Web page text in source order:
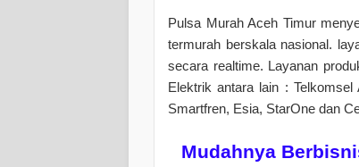
Pulsa Murah Aceh Timur
termurah berskala nasional.
secara realtime. Layanan
Elektrik antara lain :
Smartfren, Esia, StarOne dan
Mudahnya